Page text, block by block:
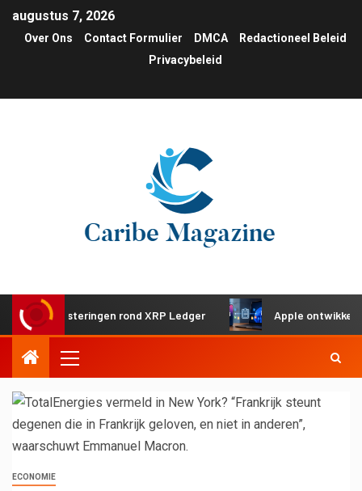
augustus 7, 2026
Over Ons Contact Formulier DMCA
Redactioneel Beleid
Privacybeleid
rond XRP Ledger Apple ontwikkelt
ECONOMIE